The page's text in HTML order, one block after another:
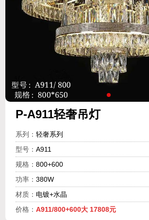
P-A911轻奢吊灯
系列： 轻奢系列
型号： A911
规格： 800+600
功率： 380W
材质： 电镀+水晶
价格：
A911/800+600大 17808元